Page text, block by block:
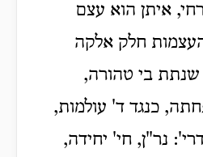
איתן הוא עצם
חלק אלקה
בי טהורה,
כנגד ד' עולמות,
נר"ן, חי' יחידה,